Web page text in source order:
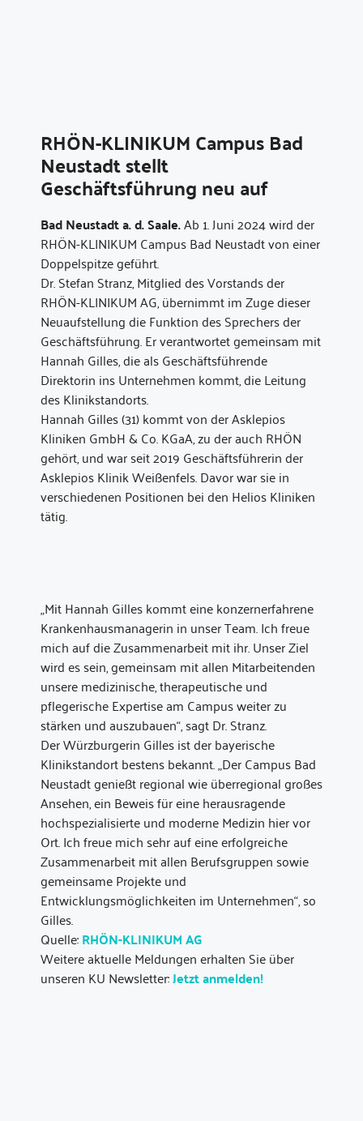
RHÖN-KLINIKUM Campus Bad
Neustadt stellt
Geschäftsführung neu auf
Bad Neustadt a. d. Saale.Ab 1. Juni 2024 wird der
RHÖN-KLINIKUM Campus Bad Neustadt von einer
Doppelspitze geführt.
Dr. Stefan Stranz, Mitglied des Vorstands der
RHÖN-KLINIKUM AG, übernimmt im Zuge dieser
Neuaufstellung die Funktion des Sprechers der
Geschäftsführung. Er verantwortet gemeinsam mit
Hannah Gilles, die als Geschäftsführende
Direktorin ins Unternehmen kommt, die Leitung
des Klinikstandorts.
Hannah Gilles (31) kommt von der Asklepios
Kliniken GmbH & Co. KGaA, zu der auch RHÖN
gehört, und war seit 2019 Geschäftsführerin der
Asklepios Klinik Weißenfels. Davor war sie in
verschiedenen Positionen bei den Helios Kliniken
tätig.
„Mit Hannah Gilles kommt eine konzernerfahrene
Krankenhausmanagerin in unser Team. Ich freue
mich auf die Zusammenarbeit mit ihr. Unser Ziel
wird es sein, gemeinsam mit allen Mitarbeitenden
unsere medizinische, therapeutische und
pflegerische Expertise am Campus weiter zu
stärken und auszubauen“, sagt Dr. Stranz.
Der Würzburgerin Gilles ist der bayerische
Klinikstandort bestens bekannt. „Der Campus Bad
Neustadt genießt regional wie überregional großes
Ansehen, ein Beweis für eine herausragende
hochspezialisierte und moderne Medizin hier vor
Ort. Ich freue mich sehr auf eine erfolgreiche
Zusammenarbeit mit allen Berufsgruppen sowie
gemeinsame Projekte und
Entwicklungsmöglichkeiten im Unternehmen“, so
Gilles.
Quelle:RHÖN-KLINIKUM AG
Weitere aktuelle Meldungen erhalten Sie über
unseren KU Newsletter:Jetzt anmelden!